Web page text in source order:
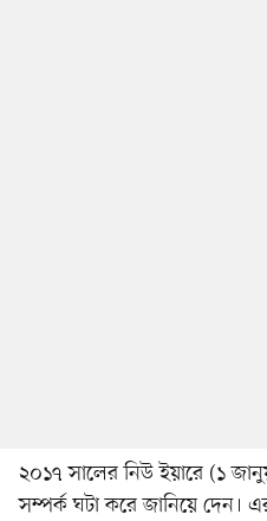
২০১৭ সালের নিউ ইয়ারে (১
সম্পর্ক ঘটা করে জানিয়ে দেন।